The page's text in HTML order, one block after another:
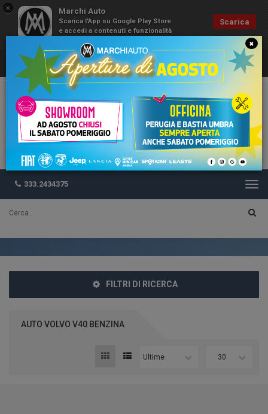
× Marchi Auto
Scarica l'App su Google Play Store
e accedi a contenuti e funzionalità
Scarica
333.2434375
FILTRI DI RICERCA
AUTO VOLVO V40 BENZINA
Ultime 30
×